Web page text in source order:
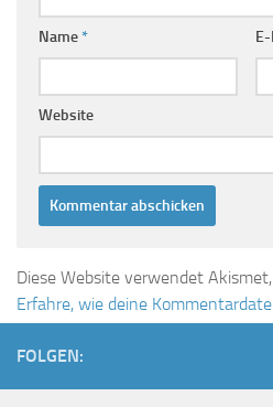
Name*
Website
Diese Website verwendet
Erfahre, wie deine
FOLGEN: